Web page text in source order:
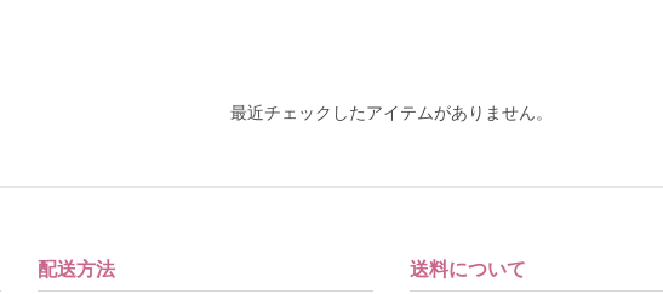
最近チェックしたアイテムがありません。
配送方法 送料について